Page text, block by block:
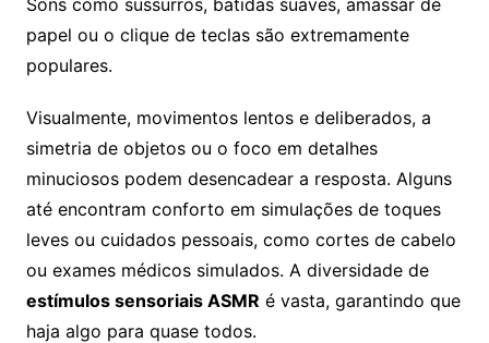
papel ou o clique de teclas são extremamente
populares.
Visualmente, movimentos lentos e deliberados, a
simetria de objetos ou o foco em detalhes
minuciosos podem desencadear a resposta. Alguns
até encontram conforto em simulações de toques
leves ou cuidados pessoais, como cortes de cabelo
ou exames médicos simulados. A diversidade de
estímulos sensoriais ASMR é vasta, garantindo que
haja algo para quase todos.